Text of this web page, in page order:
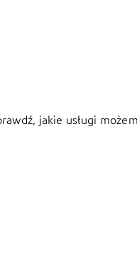
jakie usługi